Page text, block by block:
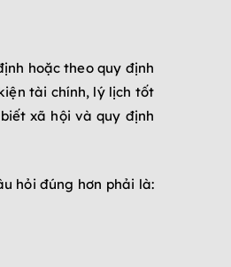
hoặc theo quy định
tài chính, lý lịch tốt
xã hội và quy định
hỏi đúng hơn phải là: